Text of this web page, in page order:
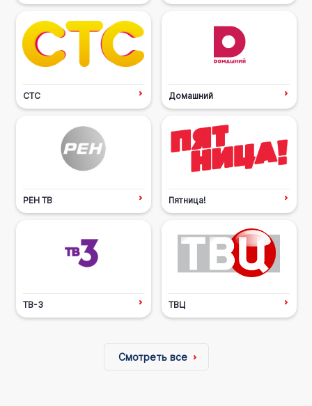
СТС Домашний
РЕН ТВ Пятница!
ТВ-3 ТВЦ
Смотреть все